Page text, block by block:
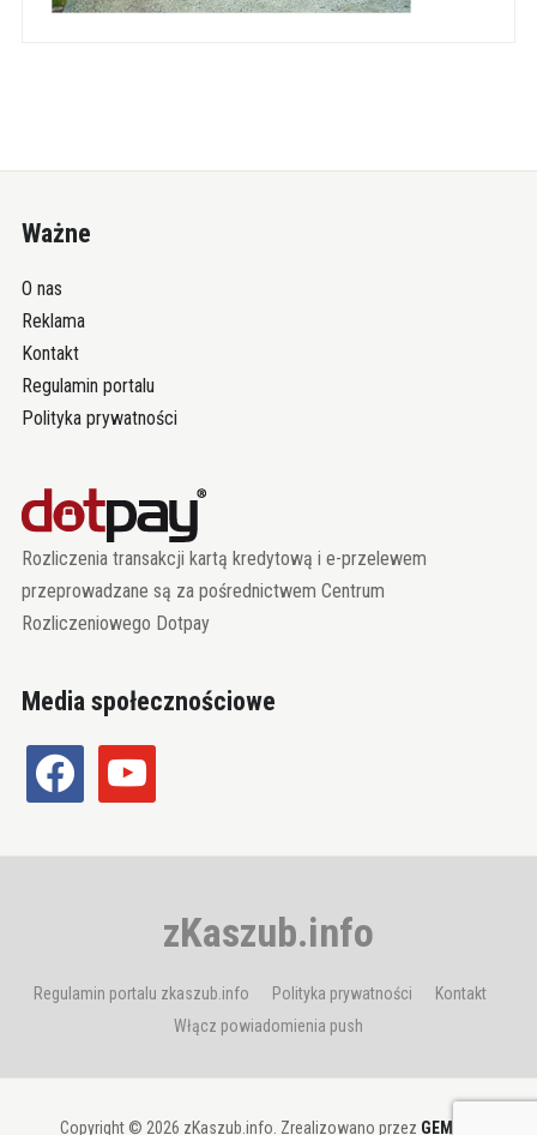
Ważne
O nas
Reklama
Kontakt
Regulamin portalu
Polityka prywatności
Rozliczenia transakcji kartą kredytową i e-przelewem
przeprowadzane są za pośrednictwem Centrum
Rozliczeniowego Dotpay
Media społecznościowe
facebook youtube
zKaszub.info
Regulamin portalu zkaszub.info Polityka prywatności
Kontakt
Włącz powiadomienia push
Copyright © 2026 zKaszub.info. Zrealizowano przez GEMBIT